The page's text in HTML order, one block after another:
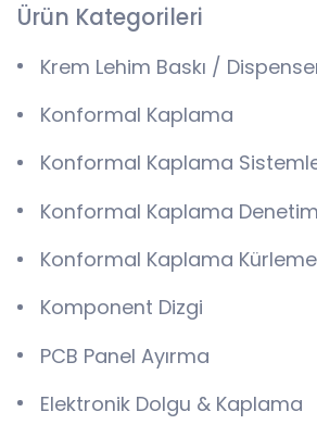
Ürün Kategorileri
Krem Lehim Baskı /
Konformal Kaplama
Konformal Kaplama
Konformal Kaplama
Konformal Kaplama Kürleme
Komponent Dizgi
PCB Panel Ayırma
Elektronik Dolgu & Kaplama